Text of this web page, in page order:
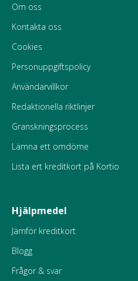
Om oss
Kontakta oss
Cookies
Personuppgiftspolicy
Användarvillkor
Redaktionella riktlinjer
Granskningsprocess
Lämna ett omdöme
Lista ert kreditkort på Kortio
Hjälpmedel
Jämför kreditkort
Blogg
Frågor & svar